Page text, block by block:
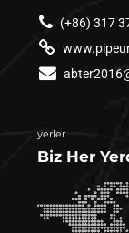
(+86) 317
yerler
Biz Her